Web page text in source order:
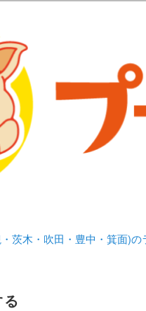
満腹日記 |
)のランチ＆
茨木・吹田・豊中・箕面)